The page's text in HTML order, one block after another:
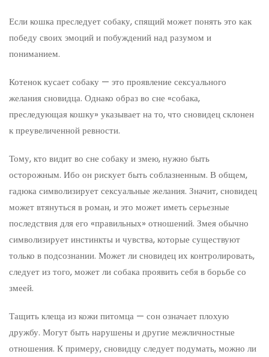
Если кошка преследует собаку, спящий может понять это как
победу своих эмоций и побуждений над разумом и
пониманием.
Котенок кусает собаку — это проявление сексуального
желания сновидца. Однако образ во сне «собака,
преследующая кошку» указывает на то, что сновидец склонен
к преувеличенной ревности.
Тому, кто видит во сне собаку и змею, нужно быть
осторожным. Ибо он рискует быть соблазненным. В общем,
гадюка символизирует сексуальные желания. Значит, сновидец
может втянуться в роман, и это может иметь серьезные
последствия для его «правильных» отношений. Змея обычно
символизирует инстинкты и чувства, которые существуют
только в подсознании. Может ли сновидец их контролировать,
следует из того, может ли собака проявить себя в борьбе со
змеей.
Тащить клеща из кожи питомца — сон означает плохую
дружбу. Могут быть нарушены и другие межличностные
отношения. К примеру, сновидцу следует подумать, можно ли